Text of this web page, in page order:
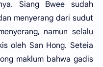
Siang Bwee sudah
menyerang dari sudut
namun selalu
oleh San Hong. Seteia
maklum bahwa gadis